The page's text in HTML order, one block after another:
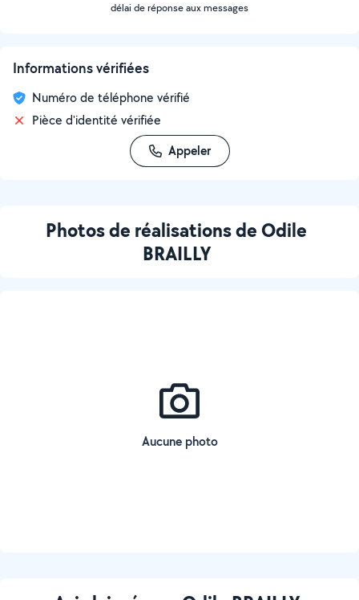
délai de réponse aux messages
Informations vérifiées
Numéro de téléphone vérifié
Pièce d'identité vérifiée
Appeler
Photos de réalisations de Odile
BRAILLY
Aucune photo